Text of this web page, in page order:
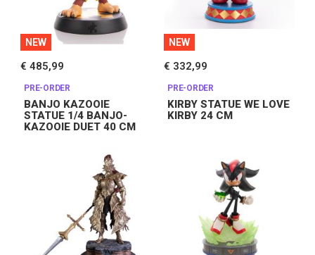
NEW
BANJO KAZOOIE
STATUE 1/4 BANJO-
KAZOOIE DUET 40 CM
€ 485,99
PRE-ORDER
NEW
KIRBY STATUE WE LOVE
KIRBY 24 CM
€ 332,99
PRE-ORDER